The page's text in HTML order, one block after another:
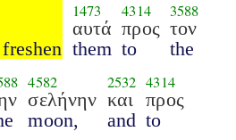
1473
αυτά
them
4314
προς
to
3588
τον
the
4582
σελήνην
moon,
2532
και
and
4314
προς
to